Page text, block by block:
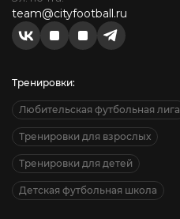
team@cityfootball.ru
Тренировки:
Любительская футбольная лига
Тренировки для взрослых
Тренировки для детей
Детская футбольная школа